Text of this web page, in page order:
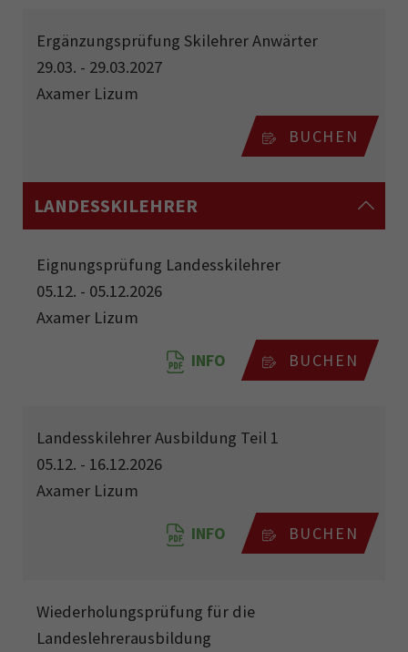
Ergänzungsprüfung Skilehrer Anwärter
29.03. - 29.03.2027
Axamer Lizum
BUCHEN
LANDESSKILEHRER
Eignungsprüfung Landesskilehrer
05.12. - 05.12.2026
Axamer Lizum
INFO BUCHEN
Landesskilehrer Ausbildung Teil 1
05.12. - 16.12.2026
Axamer Lizum
INFO BUCHEN
Wiederholungsprüfung für die
Landeslehrerausbildung